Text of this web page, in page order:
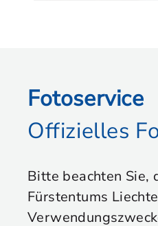
Fotoservice
Offizielles
Bitte beachten Sie,
Fürstentums